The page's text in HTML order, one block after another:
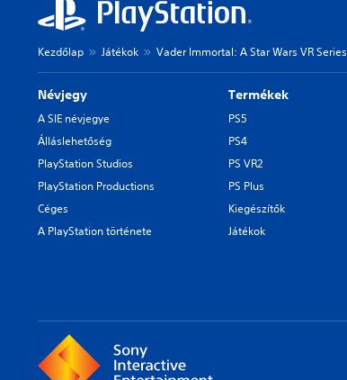
Kezdőlap Játékok Vader Immortal: A Star Wars VR Series
Névjegy
A SIE névjegye
Álláslehetőség
PlayStation Studios
PlayStation Productions
Céges
A PlayStation története
Termékek
PS5
PS4
PS VR2
PS Plus
Kiegészítők
Játékok